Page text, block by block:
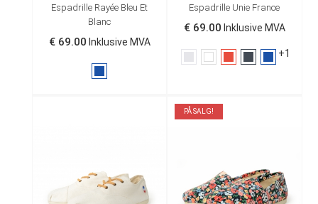
Espadrille Rayée Bleu Et
Blanc
€ 69.00 Inklusive MVA
Espadrille Unie France
€ 69.00 Inklusive MVA
Hvit Marine
+1
PÅ SALG!